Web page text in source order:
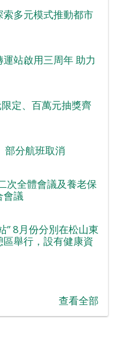
多元模式推動都市
站啟用三周年 助力
定、百萬元抽獎齊
部分航班取消
次全體會議及養老保
會議
” 8月份分別在松山東
舉行，設有健康資
查看全部